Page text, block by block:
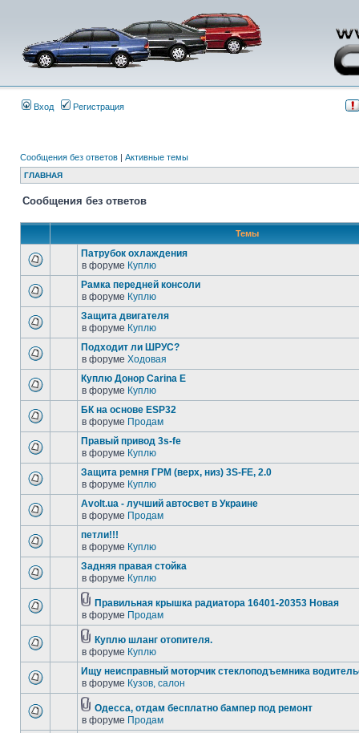
Вход Регистрация
Сообщения без ответов | Активные темы
ГЛАВНАЯ
Сообщения без ответов
Темы
Патрубок охлаждения
в форуме Куплю
Рамка передней консоли
в форуме Куплю
Защита двигателя
в форуме Куплю
Подходит ли ШРУС?
в форуме Ходовая
Куплю Донор Carina E
в форуме Куплю
БК на основе ESP32
в форуме Продам
Правый привод 3s-fe
в форуме Куплю
Защита ремня ГРМ (верх, низ) 3S-FE, 2.0
в форуме Куплю
Avolt.ua - лучший автосвет в Украине
в форуме Продам
петли!!!
в форуме Куплю
Задняя правая стойка
в форуме Куплю
Правильная крышка радиатора 16401-20353 Новая
в форуме Продам
Куплю шланг отопителя.
в форуме Куплю
Ищу неисправный моторчик стеклоподъемника
в форуме Кузов, салон
Одесса, отдам бесплатно бампер под ремонт
в форуме Продам